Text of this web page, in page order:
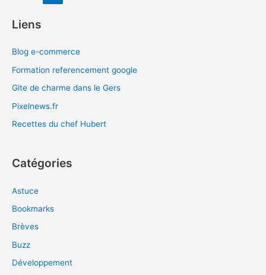
l’environnement
?
Liens
Blog e-commerce
Formation referencement google
Gite de charme dans le Gers
Pixelnews.fr
Recettes du chef Hubert
Catégories
Astuce
Bookmarks
Brèves
Buzz
Développement